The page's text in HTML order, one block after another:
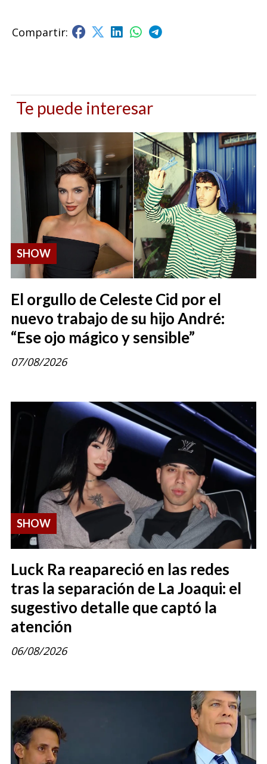
Te puede interesar
El orgullo de Celeste Cid por el
nuevo trabajo de su hijo André:
“Ese ojo mágico y sensible”
SHOW
07/08/2026
Luck Ra reapareció en las redes
tras la separación de La Joaqui: el
sugestivo detalle que captó la
atención
SHOW
06/08/2026